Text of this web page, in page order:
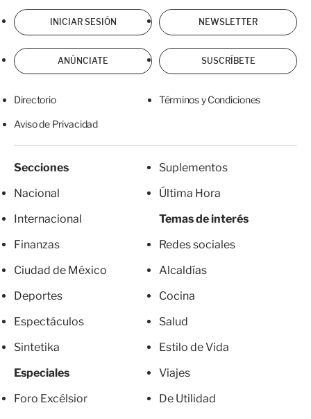
INICIAR SESIÓN NEWSLETTER
ANÚNCIATE SUSCRÍBETE
Directorio Términos y Condiciones
Aviso de Privacidad
Secciones
Nacional
Internacional
Finanzas
Ciudad de México
Deportes
Espectáculos
Sintetika
Especiales
Foro Excélsior
Suplementos
Última Hora
Temas de interés
Redes sociales
Alcaldías
Cocina
Salud
Estilo de Vida
Viajes
De Utilidad